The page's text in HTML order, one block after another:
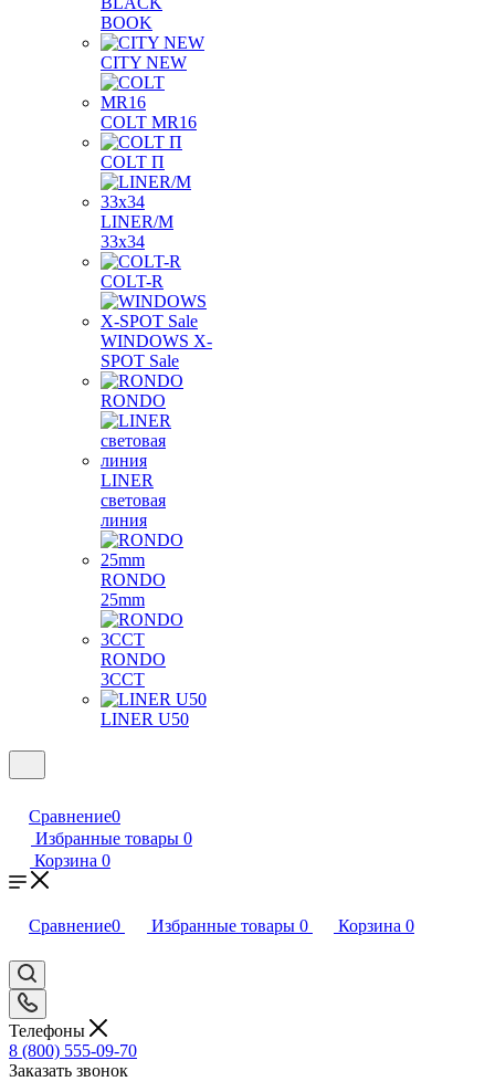
BOOK
CITY NEW
COLT MR16
COLT П
LINER/М
33х34
COLT-R
WINDOWS X-
SPOT Sale
RONDO
LINER
световая
линия
RONDO
25mm
RONDO
3CCT
LINER U50
Сравнение0
Избранные товары 0
Корзина 0
Сравнение0 Избранные товары 0 Корзина 0
Телефоны
8 (800) 555-09-70
Заказать звонок